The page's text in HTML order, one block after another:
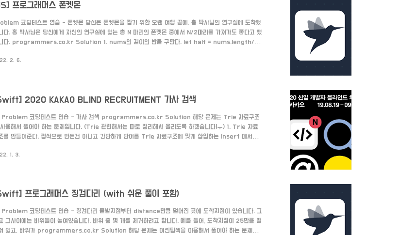
프로그래머스 폰켓몬
코딩테스트 연습 - 폰켓몬 당신은 폰켓몬을 잡기 위한 오랜 여행 끝에, 홍 박사님의 연구실에 도착했
다. 홍 박사님은 당신에게 자신의 연구실에 있는 총 N 마리의 폰켓몬 중에서 N/2마리를 가져가도 좋다고 했
다. programmers.co.kr Solution 1. nums의 길이의 반을 구한다. let half = nums.length/2
} 3. Set의 사이즈와 nums의 길이의 반과 비교해 더 작은 것을 반환한다. return
2. 6.
2020 KAKAO BLIND RECRUITMENT 가사 검색
코딩테스트 연습 - 가사 검색 programmers.co.kr Solution 해당 문제는 Trie 자료구조
용해서 풀어야 하는 문제입니다. (Trie 관련해서는 따로 정리해서 올리도록 하겠습니다!ㅜ) 1. Trie 자료
를 만들어준다. 정석으로 만든건 아니고 간단하게 단어를 Trie 자료구조에 맞게 삽입하는 insert 메서드
var count:Int = 0 var children:[String:Node] = [:] init(value:String) {
1. 3.
프로그래머스 징검다리 (with 쉬운 풀이 포함)
코딩테스트 연습 - 징검다리 출발지점부터 distance만큼 떨어진 곳에 도착지점이 있습니다. 그
그사이에는 바위들이 놓여있습니다. 바위 중 몇 개를 제거하려고 합니다. 예를 들어, 도착지점이 25만큼 떨
있고, 바위가 programmers.co.kr Solution 해당 문제는 이진탐색을 이용해서 풀어야 하는 문제입